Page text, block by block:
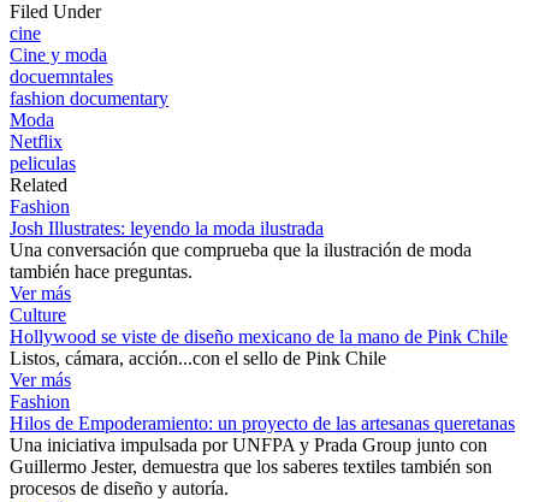
Filed Under
cine
Cine y moda
docuemntales
fashion documentary
Moda
Netflix
peliculas
Related
Fashion
Josh Illustrates: leyendo la moda ilustrada
Una conversación que comprueba que la ilustración de moda
también hace preguntas.
Ver más
Culture
Hollywood se viste de diseño mexicano de la mano de Pink Chile
Listos, cámara, acción...con el sello de Pink Chile
Ver más
Fashion
Hilos de Empoderamiento: un proyecto de las artesanas queretanas
Una iniciativa impulsada por UNFPA y Prada Group junto con
Guillermo Jester, demuestra que los saberes textiles también son
procesos de diseño y autoría.